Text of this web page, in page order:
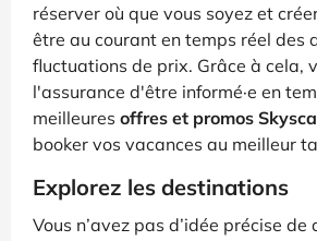
réserver où que vous soyez et
être au courant en temps réel des
fluctuations de prix. Grâce à cela,
l'assurance d'être informé·e en
meilleures offres et promos
booker vos vacances au meilleur
Explorez les destinations
Vous n’avez pas d’idée précise de